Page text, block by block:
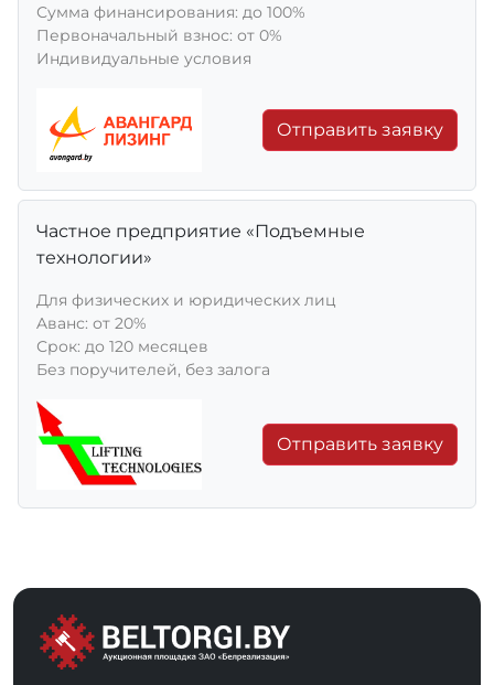
Сумма финансирования: до 100%
Первоначальный взнос: от 0%
Индивидуальные условия
Отправить заявку
Частное предприятие «Подъемные
технологии»
Для физических и юридических лиц
Aванс: от 20%
Срок: до 120 месяцев
Без поручителей, без залога
Отправить заявку